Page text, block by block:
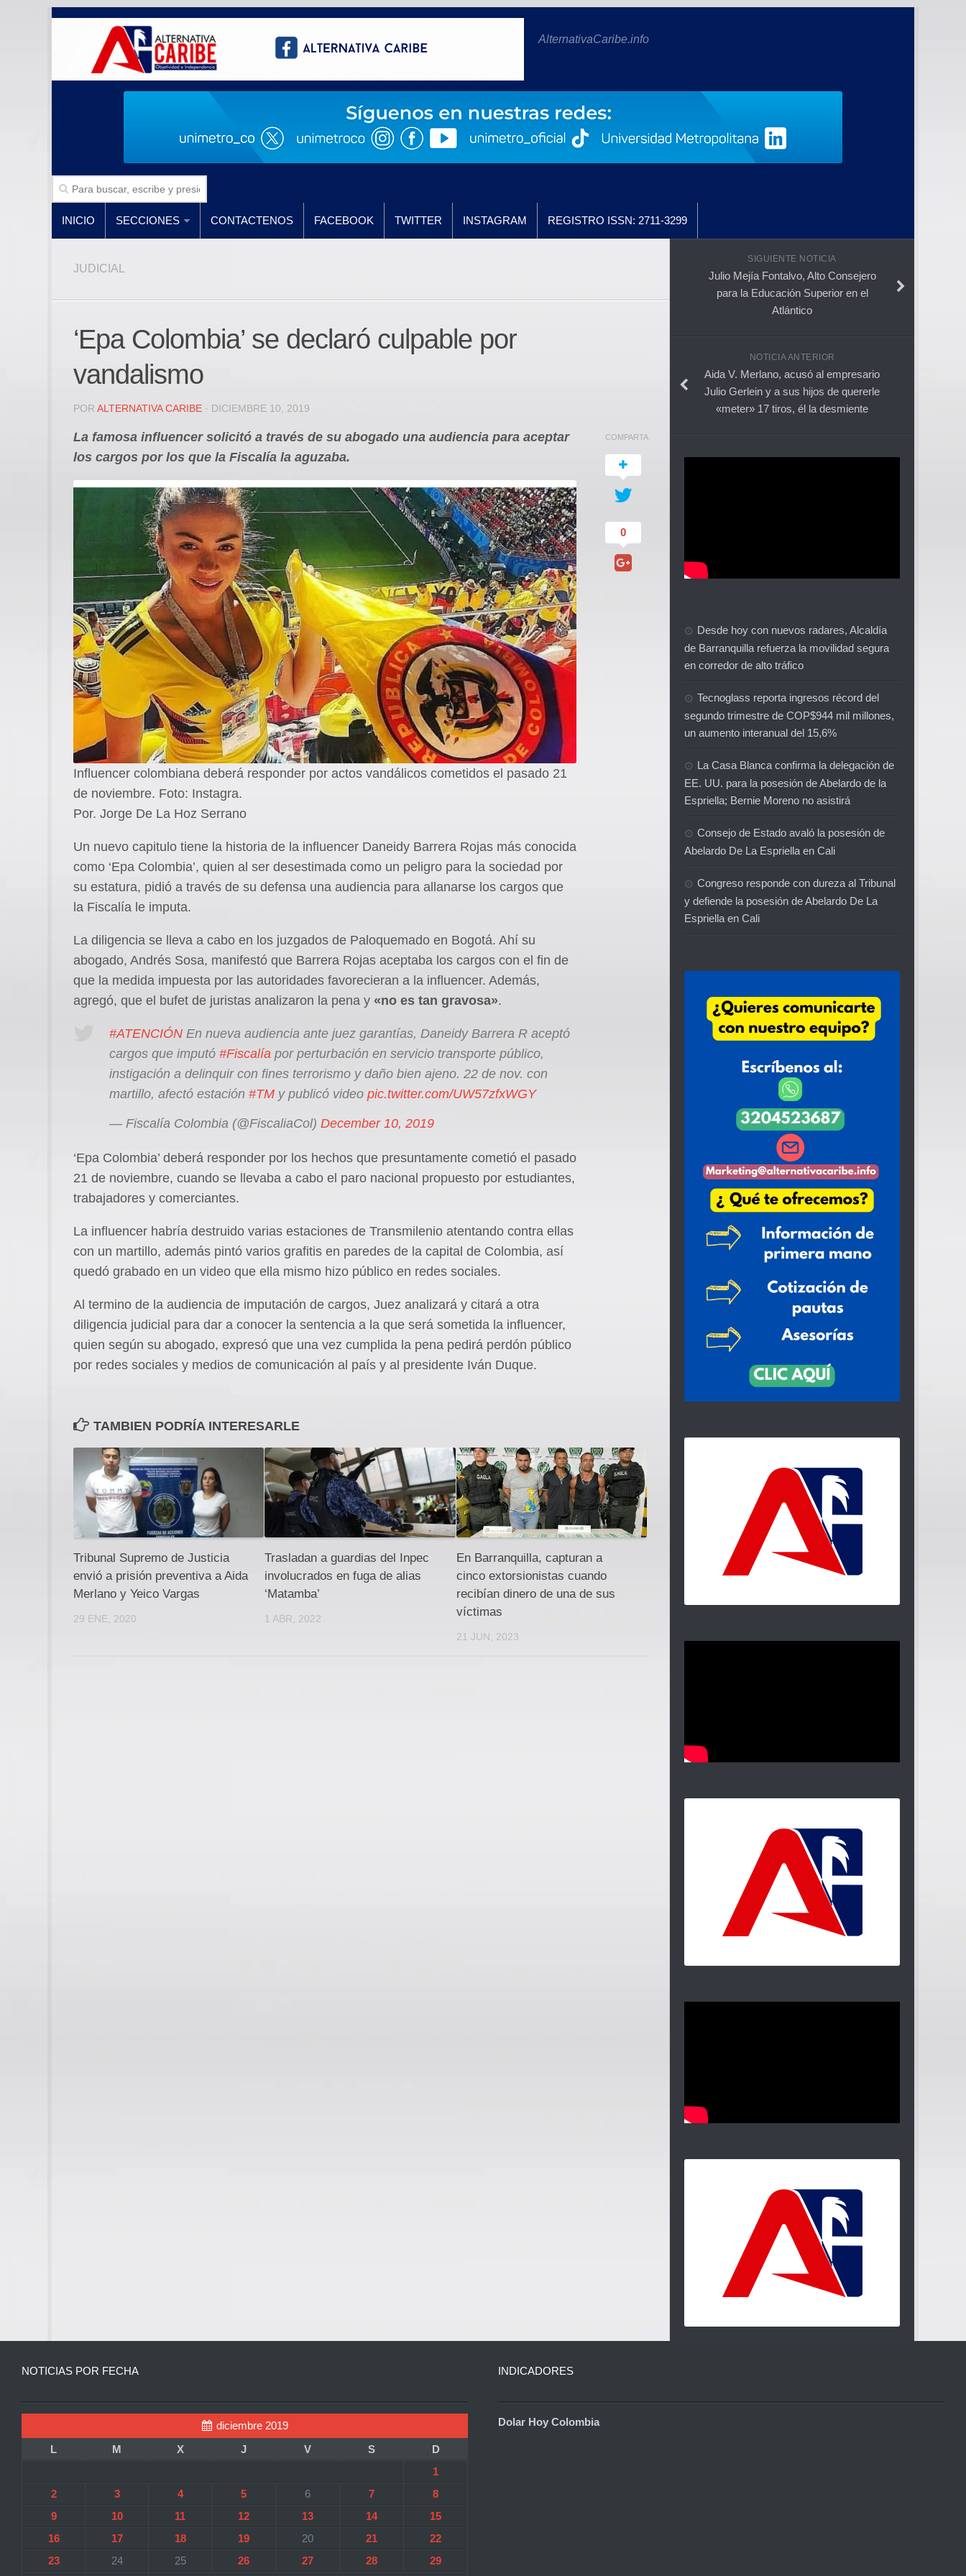
AlternativaCaribe.info
INICIO SECCIONES CONTACTENOS FACEBOOK TWITTER INSTAGRAM REGISTRO ISSN: 2711-3299
JUDICIAL
‘Epa Colombia’ se declaró culpable por
vandalismo
POR ALTERNATIVA CARIBE · DICIEMBRE 10, 2019
La famosa influencer solicitó a través de su abogado una audiencia para aceptar
los cargos por los que la Fiscalía la aguzaba.
Influencer colombiana deberá responder por actos vandálicos cometidos el pasado 21
de noviembre. Foto: Instagra.
Por. Jorge De La Hoz Serrano
Un nuevo capitulo tiene la historia de la influencer Daneidy Barrera Rojas más conocida
como ‘Epa Colombia’, quien al ser desestimada como un peligro para la sociedad por
su estatura, pidió a través de su defensa una audiencia para allanarse los cargos que
la Fiscalía le imputa.
La diligencia se lleva a cabo en los juzgados de Paloquemado en Bogotá. Ahí su
abogado, Andrés Sosa, manifestó que Barrera Rojas aceptaba los cargos con el fin de
que la medida impuesta por las autoridades favorecieran a la influencer. Además,
agregó, que el bufet de juristas analizaron la pena y «no es tan gravosa».
#ATENCIÓN En nueva audiencia ante juez garantías, Daneidy Barrera R aceptó
cargos que imputó #Fiscalía por perturbación en servicio transporte público,
instigación a delinquir con fines terrorismo y daño bien ajeno. 22 de nov. con
martillo, afectó estación #TM y publicó video pic.twitter.com/UW57zfxWGY
— Fiscalía Colombia (@FiscaliaCol) December 10, 2019
‘Epa Colombia’ deberá responder por los hechos que presuntamente cometió el pasado
21 de noviembre, cuando se llevaba a cabo el paro nacional propuesto por estudiantes,
trabajadores y comerciantes.
La influencer habría destruido varias estaciones de Transmilenio atentando contra ellas
con un martillo, además pintó varios grafitis en paredes de la capital de Colombia, así
quedó grabado en un video que ella mismo hizo público en redes sociales.
Al termino de la audiencia de imputación de cargos, Juez analizará y citará a otra
diligencia judicial para dar a conocer la sentencia a la que será sometida la influencer,
quien según su abogado, expresó que una vez cumplida la pena pedirá perdón público
por redes sociales y medios de comunicación al país y al presidente Iván Duque.
COMPARTA
0
TAMBIEN PODRÍA INTERESARLE
Tribunal Supremo de Justicia
envió a prisión preventiva a Aida
Merlano y Yeico Vargas
29 ENE, 2020
Trasladan a guardias del Inpec
involucrados en fuga de alias
‘Matamba’
1 ABR, 2022
En Barranquilla, capturan a
cinco extorsionistas cuando
recibían dinero de una de sus
víctimas
21 JUN, 2023
SIGUIENTE NOTICIA
Julio Mejía Fontalvo, Alto Consejero
para la Educación Superior en el
Atlántico
NOTICIA ANTERIOR
Aida V. Merlano, acusó al empresario
Julio Gerlein y a sus hijos de quererle
«meter» 17 tiros, él la desmiente
Desde hoy con nuevos radares, Alcaldía
de Barranquilla refuerza la movilidad segura
en corredor de alto tráfico
Tecnoglass reporta ingresos récord del
segundo trimestre de COP$944 mil millones,
un aumento interanual del 15,6%
La Casa Blanca confirma la delegación de
EE. UU. para la posesión de Abelardo de la
Espriella; Bernie Moreno no asistirá
Consejo de Estado avaló la posesión de
Abelardo De La Espriella en Cali
Congreso responde con dureza al Tribunal
y defiende la posesión de Abelardo De La
Espriella en Cali
NOTICIAS POR FECHA
diciembre 2019
L
M X J V S
D
1
2
3 4 5 6 7
8
9
10 11 12 13 14
15
16
17 18 19 20 21
22
23
24 25 26 27 28 29
INDICADORES
Dolar Hoy Colombia